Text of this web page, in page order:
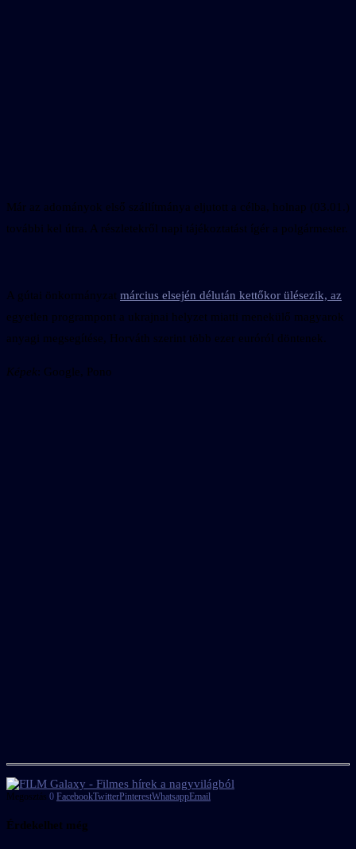
Már az adományok első szállítmánya eljutott a célba, holnap (03.01.)
további kel útra. A részletekről napi tájékoztatást ígér a polgármester.
A gútai önkormányzat március elsején délután kettőkor ülésezik, az
egyetlen programpont a ukrajnai helyzet miatti menekülő magyarok
anyagi megsegítése, Horváth szerint több ezer euróról döntenek.
Képek: Google, Pono
Megosztás 0 FacebookTwitterPinterestWhatsappEmail
Érdekelhet még